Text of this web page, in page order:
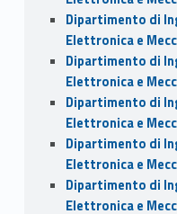
Dipartimento di
Elettronica e
Dipartimento di
Elettronica e
Dipartimento di
Elettronica e
Dipartimento di
Elettronica e
Dipartimento di
Elettronica e